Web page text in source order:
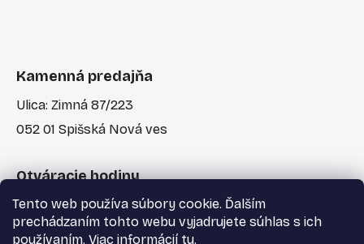
Tento web používa súbory cookie. Ďalším
prechádzaním tohto webu vyjadrujete súhlas s ich
používaním. Viac informácií tu.
Kamenná predajňa
Ulica: Zimná 87/223
052 01 Spišská Nová ves
Otváracie hodiny
Po-Pia: 7:30 - 17:00